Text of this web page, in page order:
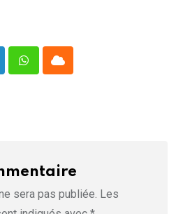
WhatsappCloud
sera pas publiée. Les